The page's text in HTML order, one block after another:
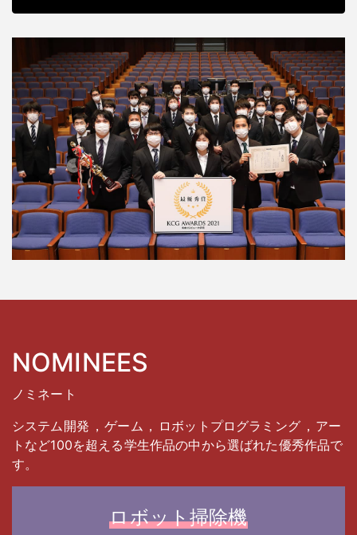
NOMINEES
ノミネート
システム開発 ， ゲーム ， ロボットプログラミング ， アー
トなど100を超える学生作品の中から選ばれた優秀作品で
す。
最優秀賞ロボット掃除機
Narratoria
Pi Movers
ALEAEST
みちしるべ